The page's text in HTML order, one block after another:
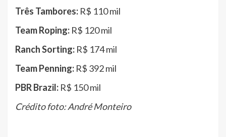
Três Tambores: R$ 110 mil
Team Roping: R$ 120 mil
Ranch Sorting: R$ 174 mil
Team Penning: R$ 392 mil
PBR Brazil: R$ 150 mil
Crédito foto: André Monteiro